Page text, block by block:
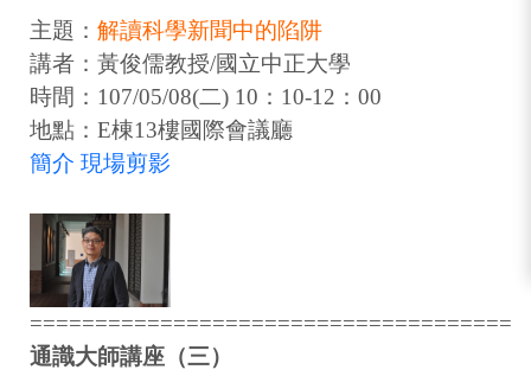
主題： 解讀科學新聞中的陷阱
講者：黃俊儒教授/國立中正大學
時間：107/05/08(二) 10：10-12：00
地點：E棟13樓國際會議廳
簡介 現場剪影
=====================================
通識大師講座（三）